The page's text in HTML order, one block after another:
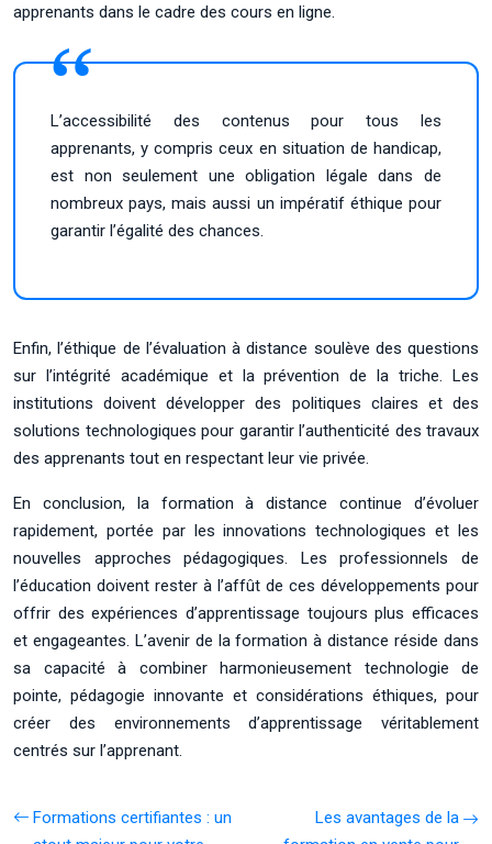
apprenants dans le cadre des cours en ligne.
L’accessibilité des contenus pour tous les
apprenants, y compris ceux en situation de handicap,
est non seulement une obligation légale dans de
nombreux pays, mais aussi un impératif éthique pour
garantir l’égalité des chances.
Enfin, l’éthique de l’évaluation à distance soulève des questions
sur l’intégrité académique et la prévention de la triche. Les
institutions doivent développer des politiques claires et des
solutions technologiques pour garantir l’authenticité des travaux
des apprenants tout en respectant leur vie privée.
En conclusion, la formation à distance continue d’évoluer
rapidement, portée par les innovations technologiques et les
nouvelles approches pédagogiques. Les professionnels de
l’éducation doivent rester à l’affût de ces développements pour
offrir des expériences d’apprentissage toujours plus efficaces
et engageantes. L’avenir de la formation à distance réside dans
sa capacité à combiner harmonieusement technologie de
pointe, pédagogie innovante et considérations éthiques, pour
créer des environnements d’apprentissage véritablement
centrés sur l’apprenant.
Formations certifiantes : un
Les avantages de la